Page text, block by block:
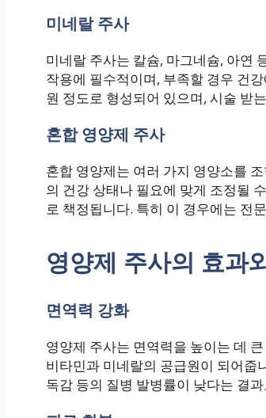
미네랄 주사
미네랄 주사는 칼슘, 마그네슘, 아연
작용에 필수적이며, 부족할 경우 건
원 정도로 형성되어 있으며, 시술 받
혼합 영양제 주사
혼합 영양제는 여러 가지 영양소를
의 건강 상태나 필요에 맞게 조정될
로 책정됩니다. 특히 이 경우에는 전
영양제 주사의 효과
면역력 강화
영양제 주사는 면역력을 높이는 데
비타민과 미네랄의 공급원이 되어줍
독감 등의 질병 발병률이 낮다는 결